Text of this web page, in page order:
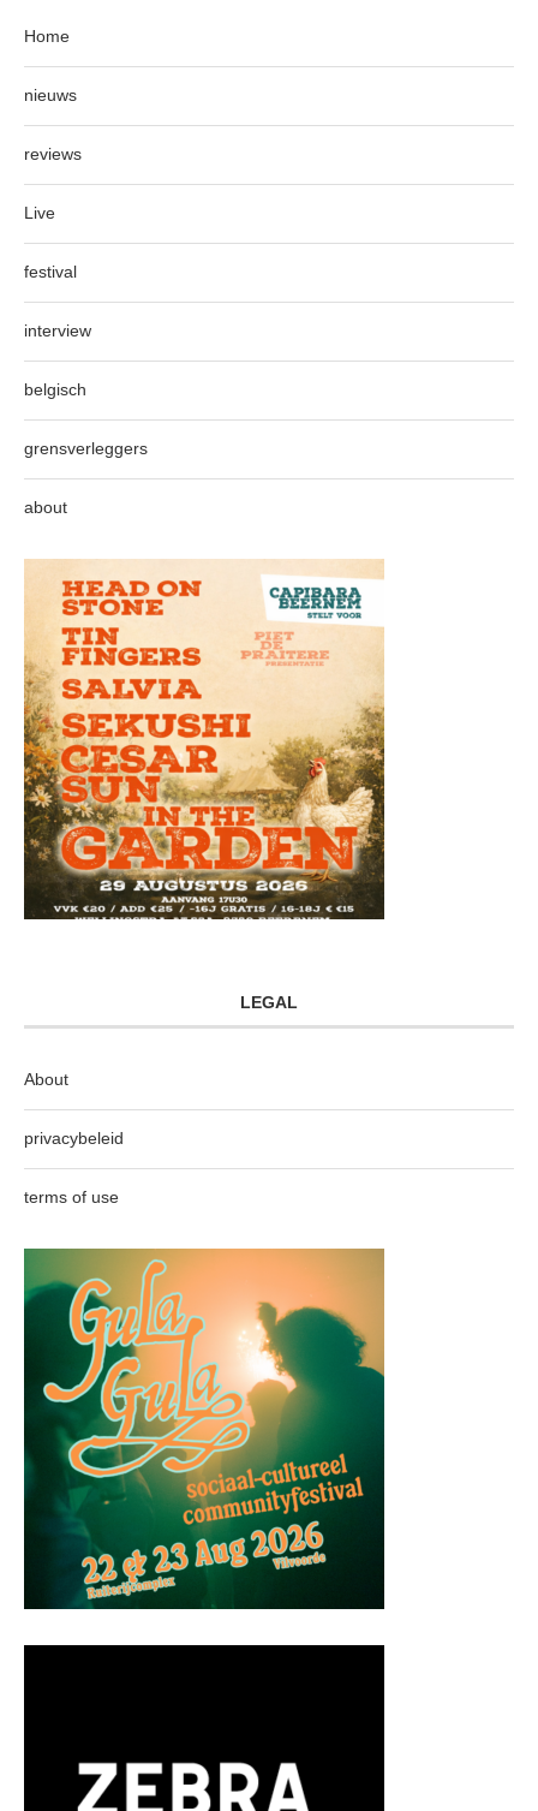
Home
nieuws
reviews
Live
festival
interview
belgisch
grensverleggers
about
LEGAL
About
privacybeleid
terms of use